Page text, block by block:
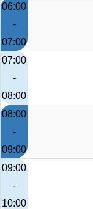
06:00
-
07:00
07:00
-
08:00
08:00
-
09:00
09:00
-
10:00